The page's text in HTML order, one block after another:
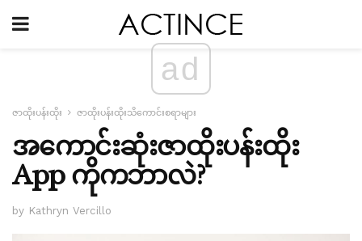
ad
ဇာထိုးပန်းထိုး ဇာထိုးပန်းထိုးသိကောင်းစရာများ
အကောင်းဆုံးဇာထိုးပန်းထိုး
App ကိုကဘာလဲ?
by Kathryn Vercillo